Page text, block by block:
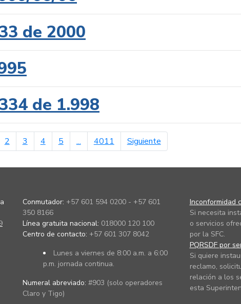
de 2000
de 1.998
2 3 4 5 ... 4011 Siguientepágina siguiente
Conmutador: +57 601 594 0200 - +57 601
350 8166
Línea gratuita nacional: 018000 120 100
Centro de contacto: +57 601 307 8042
Lunes a viernes de 8:00 a.m. a 6:00
p.m. jornada continua.
Numeral abreviado: #903 (solo operadores
Claro y Tigo)
Inconformidad
Si necesita
o servicios
por la SFC.
PQRSDF por
Si quiere
reclamo,
relación a los
esta